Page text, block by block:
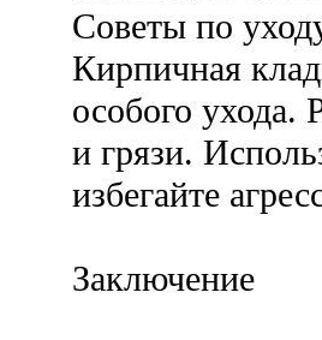
Советы по
Кирпичная
особого ухода.
и грязи.
избегайте
Заключение